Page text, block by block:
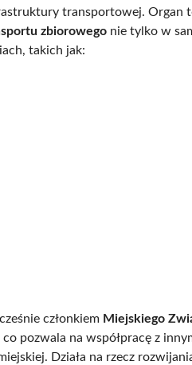
transportowej. Organ
zbiorowego nie tylko w
takich jak:
członkiem Miejskiego
co pozwala na współpracę z
Działa na rzecz